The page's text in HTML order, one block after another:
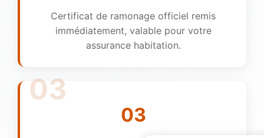
Certificat de ramonage officiel remis
immédiatement, valable pour votre
assurance habitation.
03